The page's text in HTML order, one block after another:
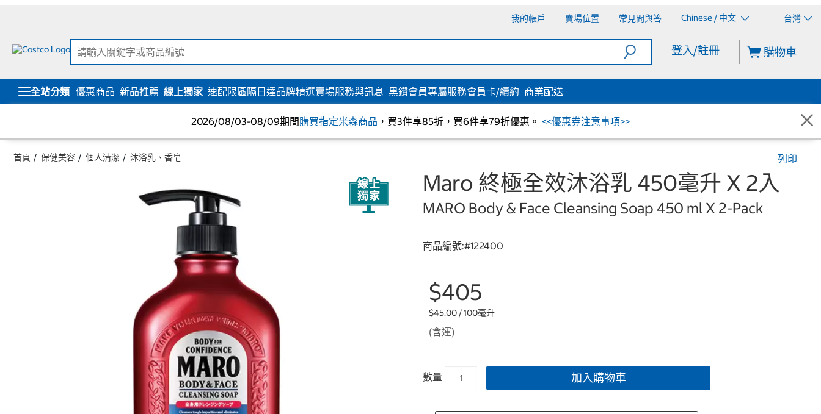
我的帳戶 賣場位置 常見問與答 Chinese / 中文 台灣
登入/註冊 購物車
全站分類 優惠商品 新品推薦 線上獨家 速配限區隔日達品牌精選賣場服務與訊息 黑鑽會員專屬服務會員卡/續約 商業配送
2026/08/03-08/09期間購買指定米森商品 ，買3件享85折，買6件享79折優惠。 <<優惠券注意事項>>
首頁 保健美容 個人清潔 沐浴乳、香皂 列印
Maro 終極全效沐浴乳 450毫升 X 2入
MARO Body & Face Cleansing Soap 450 ml X 2-Pack
商品編號:#122400
$405
$45.00 / 100毫升
(含運)
數量 加入購物車